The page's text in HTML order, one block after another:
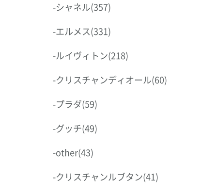
-シャネル(357)
-エルメス(331)
-ルイヴィトン(218)
-クリスチャンディオール(60)
-プラダ(59)
-グッチ(49)
-other(43)
-クリスチャンルブタン(41)